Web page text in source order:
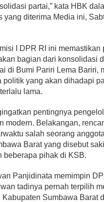
partai,” kata HBK
yang diterima Media ini,
I DPR RI ini memastikan
bagian dari konsolidasi
di Bumi Pariri Lema Bariri,
politik yang akan dihadapi
lama.
pentingnya
modern. Belakangan,
salah seorang
Barat yang disebut
beberapa pihak di KSB.
Panjidinata memimpin
tadinya pernah terpilih
Sumbawa Barat